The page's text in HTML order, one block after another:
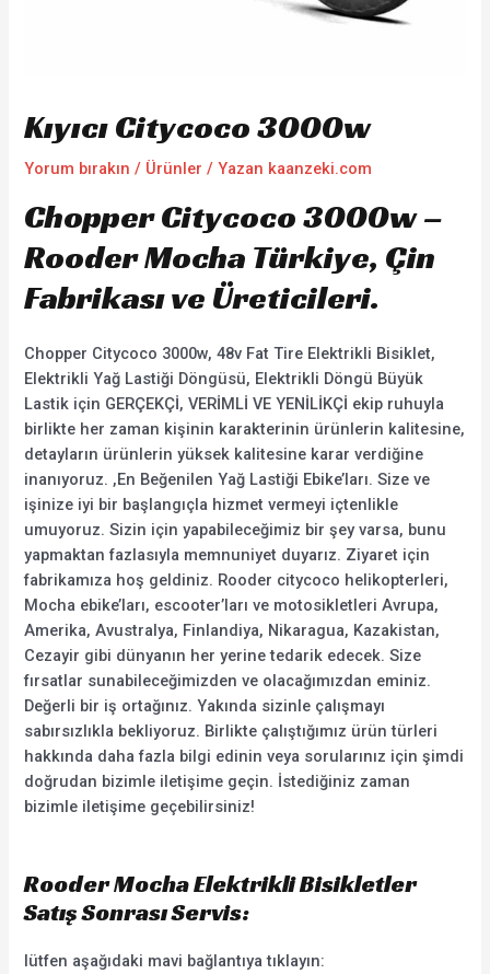
Kıyıcı Citycoco 3000w
Yorum bırakın / Ürünler / Yazan kaanzeki.com
Chopper Citycoco 3000w –
Rooder Mocha Türkiye, Çin
Fabrikası ve Üreticileri.
Chopper Citycoco 3000w, 48v Fat Tire Elektrikli Bisiklet,
Elektrikli Yağ Lastiği Döngüsü, Elektrikli Döngü Büyük
Lastik için GERÇEKÇİ, VERİMLİ VE YENİLİKÇİ ekip ruhuyla
birlikte her zaman kişinin karakterinin ürünlerin kalitesine,
detayların ürünlerin yüksek kalitesine karar verdiğine
inanıyoruz. ,En Beğenilen Yağ Lastiği Ebike’ları. Size ve
işinize iyi bir başlangıçla hizmet vermeyi içtenlikle
umuyoruz. Sizin için yapabileceğimiz bir şey varsa, bunu
yapmaktan fazlasıyla memnuniyet duyarız. Ziyaret için
fabrikamıza hoş geldiniz. Rooder citycoco helikopterleri,
Mocha ebike’ları, escooter’ları ve motosikletleri Avrupa,
Amerika, Avustralya, Finlandiya, Nikaragua, Kazakistan,
Cezayir gibi dünyanın her yerine tedarik edecek. Size
fırsatlar sunabileceğimizden ve olacağımızdan eminiz.
Değerli bir iş ortağınız. Yakında sizinle çalışmayı
sabırsızlıkla bekliyoruz. Birlikte çalıştığımız ürün türleri
hakkında daha fazla bilgi edinin veya sorularınız için şimdi
doğrudan bizimle iletişime geçin. İstediğiniz zaman
bizimle iletişime geçebilirsiniz!
Rooder Mocha Elektrikli Bisikletler
Satış Sonrası Servis:
lütfen aşağıdaki mavi bağlantıya tıklayın: